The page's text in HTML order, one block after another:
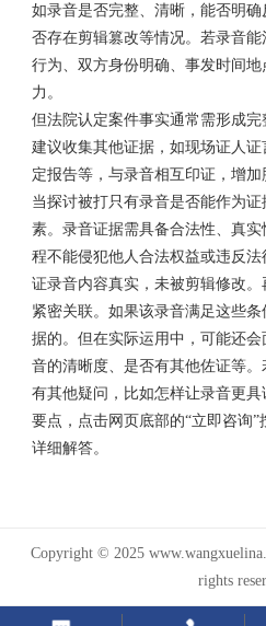
如录音是否完整、清晰，能否明
否存在剪辑篡改等情况。若录音
行为、双方身份明确、事发时间
力。
但法院认定案件事实通常需形成完
建议收集其他证据，如现场证人
定报告等，与录音相互印证，增加
当探讨被打只有录音是否能作为
素。录音证据需具备合法性、真
程不能侵犯他人合法权益或违反
证录音内容真实，未被剪辑修改
紧密关联。如果该录音满足这些
据的。但在实际运用中，可能还
音的清晰度、是否有其他佐证等
有其他疑问，比如怎样让录音更
要点，点击网页底部的“立即咨询
详细解答。
Copyright © 2025
rights